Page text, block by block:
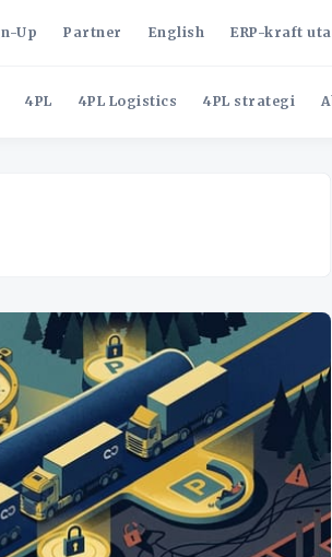
Up Partner English ERP-kraft
4PL 4PL Logistics 4PL strategi